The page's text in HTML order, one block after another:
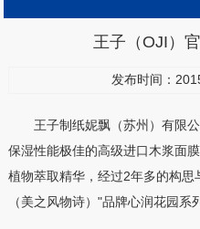
王子（OJI）
发布时间：
王子制纸妮飘（苏州）有限
保湿性能极佳的高级进口木浆面
植物萃取精华，经过2年多的构
（美之风物诗）"品牌心润花园系